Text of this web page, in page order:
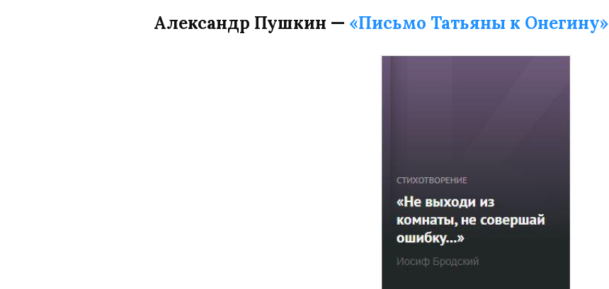
Александр Пушкин — «Письмо Татьяны к Онегину»